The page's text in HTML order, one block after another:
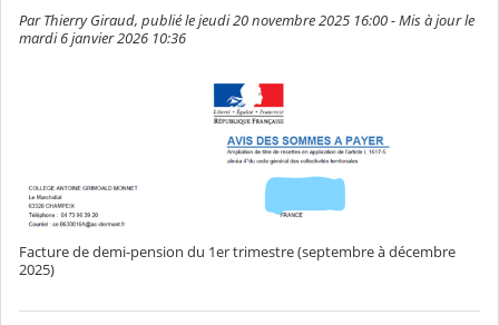
Par Thierry Giraud, publié le jeudi 20 novembre 2025 16:00 - Mis à jour le
mardi 6 janvier 2026 10:36
Facture de demi-pension du 1er trimestre (septembre à décembre
2025)